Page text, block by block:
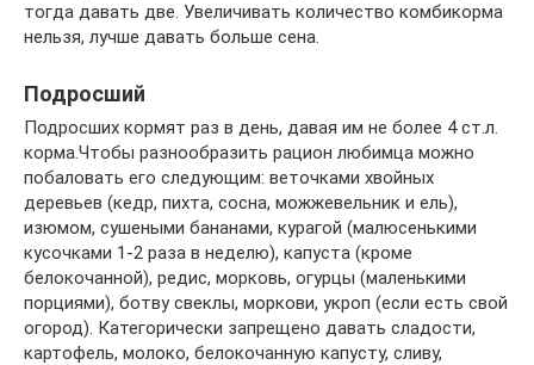
тогда давать две. Увеличивать количество комбикорма
нельзя, лучше давать больше сена.
Подросший
Подросших кормят раз в день, давая им не более 4 ст.л.
корма.Чтобы разнообразить рацион любимца можно
побаловать его следующим: веточками хвойных
деревьев (кедр, пихта, сосна, можжевельник и ель),
изюмом, сушеными бананами, курагой (малюсенькими
кусочками 1-2 раза в неделю), капуста (кроме
белокочанной), редис, морковь, огурцы (маленькими
порциями), ботву свеклы, моркови, укроп (если есть свой
огород). Категорически запрещено давать сладости,
картофель, молоко, белокочанную капусту, сливу,